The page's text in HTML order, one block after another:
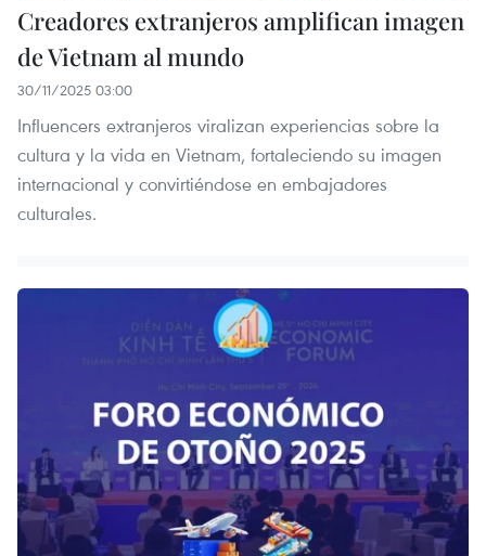
Creadores extranjeros amplifican imagen
de Vietnam al mundo
30/11/2025 03:00
Influencers extranjeros viralizan experiencias sobre la
cultura y la vida en Vietnam, fortaleciendo su imagen
internacional y convirtiéndose en embajadores
culturales.